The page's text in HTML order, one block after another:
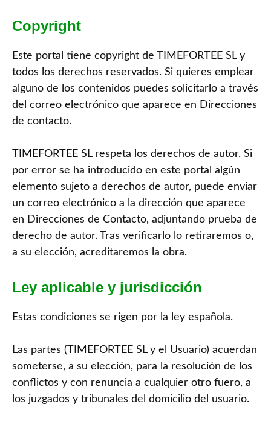
Copyright
Este portal tiene copyright de TIMEFORTEE SL y
todos los derechos reservados. Si quieres emplear
alguno de los contenidos puedes solicitarlo a través
del correo electrónico que aparece en Direcciones
de contacto.
TIMEFORTEE SL respeta los derechos de autor. Si
por error se ha introducido en este portal algún
elemento sujeto a derechos de autor, puede enviar
un correo electrónico a la dirección que aparece
en Direcciones de Contacto, adjuntando prueba de
derecho de autor. Tras verificarlo lo retiraremos o,
a su elección, acreditaremos la obra.
Ley aplicable y jurisdicción
Estas condiciones se rigen por la ley española.
Las partes (TIMEFORTEE SL y el Usuario) acuerdan
someterse, a su elección, para la resolución de los
conflictos y con renuncia a cualquier otro fuero, a
los juzgados y tribunales del domicilio del usuario.